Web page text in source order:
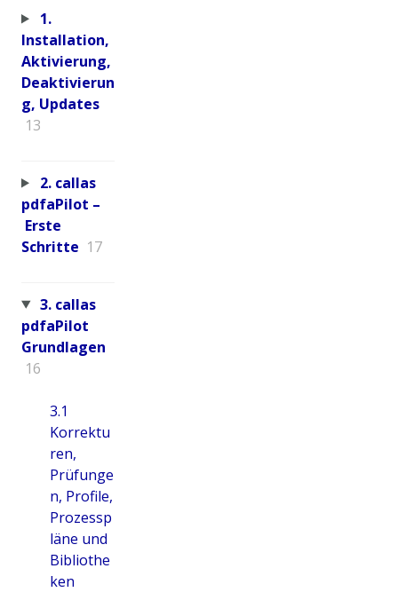
1.
Installation,
Aktivierung,
Deaktivierun
g, Updates
13
2. callas
pdfaPilot –
Erste
Schritte 17
3. callas
pdfaPilot
Grundlagen
16
3.1
Korrektu
ren,
Prüfunge
n, Profile,
Prozessp
läne und
Bibliothe
ken